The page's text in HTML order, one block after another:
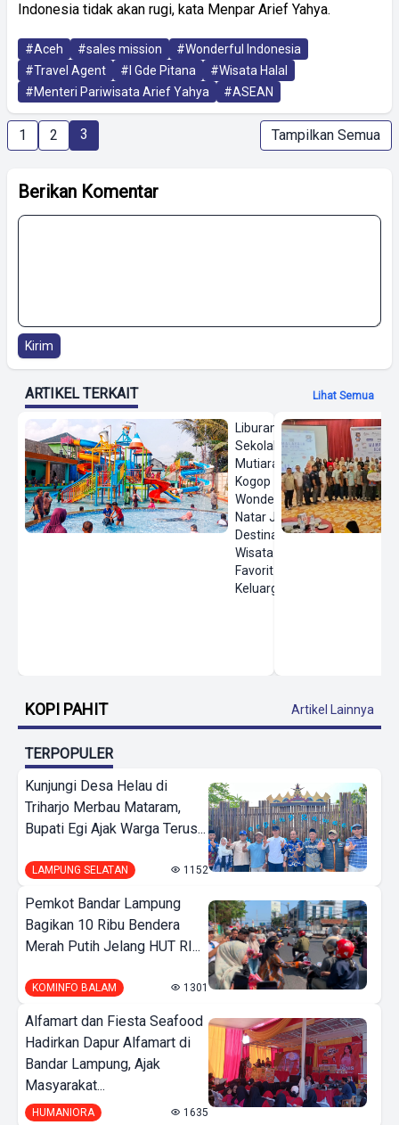
Indonesia tidak akan rugi, kata Menpar Arief Yahya.
#Aceh #sales mission
#Wonderful Indonesia
#Travel Agent
#I Gde Pitana
#Wisata Halal
#Menteri Pariwisata Arief Yahya
#ASEAN
1 2 3 Tampilkan Semua
Berikan Komentar
Kirim
ARTIKEL TERKAIT Lihat Semua
Liburan
Sekolah,
Mutiara
Kogop
Wonderland
Natar Jadi
Destinasi
Wisata Air
Favorit
Keluarga
KOPI PAHIT Artikel Lainnya
TERPOPULER
Kunjungi Desa Helau di
Triharjo Merbau Mataram,
Bupati Egi Ajak Warga Terus...
LAMPUNG SELATAN 1152
Pemkot Bandar Lampung
Bagikan 10 Ribu Bendera
Merah Putih Jelang HUT RI...
KOMINFO BALAM 1301
Alfamart dan Fiesta Seafood
Hadirkan Dapur Alfamart di
Bandar Lampung, Ajak
Masyarakat...
HUMANIORA 1635